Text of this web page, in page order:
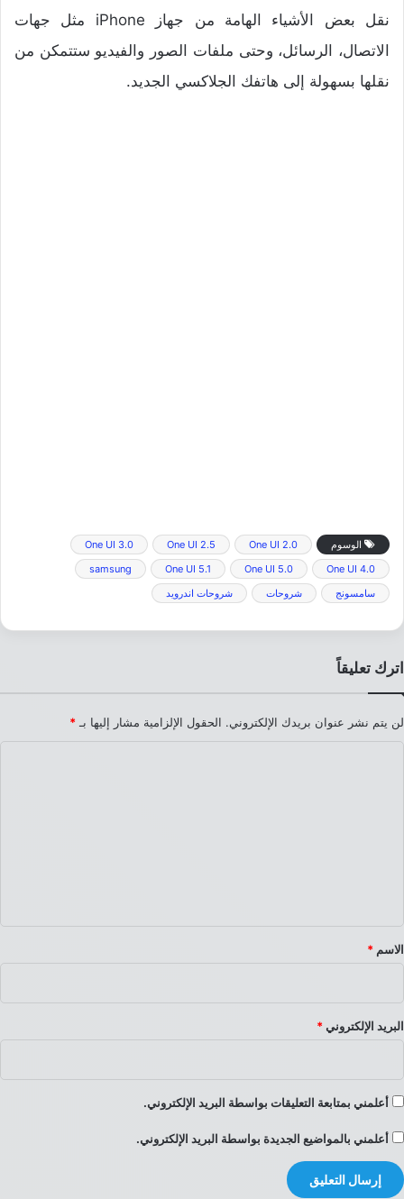
نقل بعض الأشياء الهامة من جهاز iPhone مثل جهات
الاتصال، الرسائل، وحتى ملفات الصور والفيديو ستتمكن من
نقلها بسهولة إلى هاتفك الجلاكسي الجديد.
الوسوم One UI 2.0
One UI 2.5
One UI 3.0
One UI 4.0
One UI 5.0
One UI 5.1
samsung
سامسونج
شروحات شروحات اندرويد
اترك تعليقاً
لن يتم نشر عنوان بريدك الإلكتروني. الحقول الإلزامية مشار إليها بـ *
*
الاسم *
البريد الإلكتروني *
أعلمني بمتابعة التعليقات بواسطة البريد الإلكتروني.
أعلمني بالمواضيع الجديدة بواسطة البريد الإلكتروني.